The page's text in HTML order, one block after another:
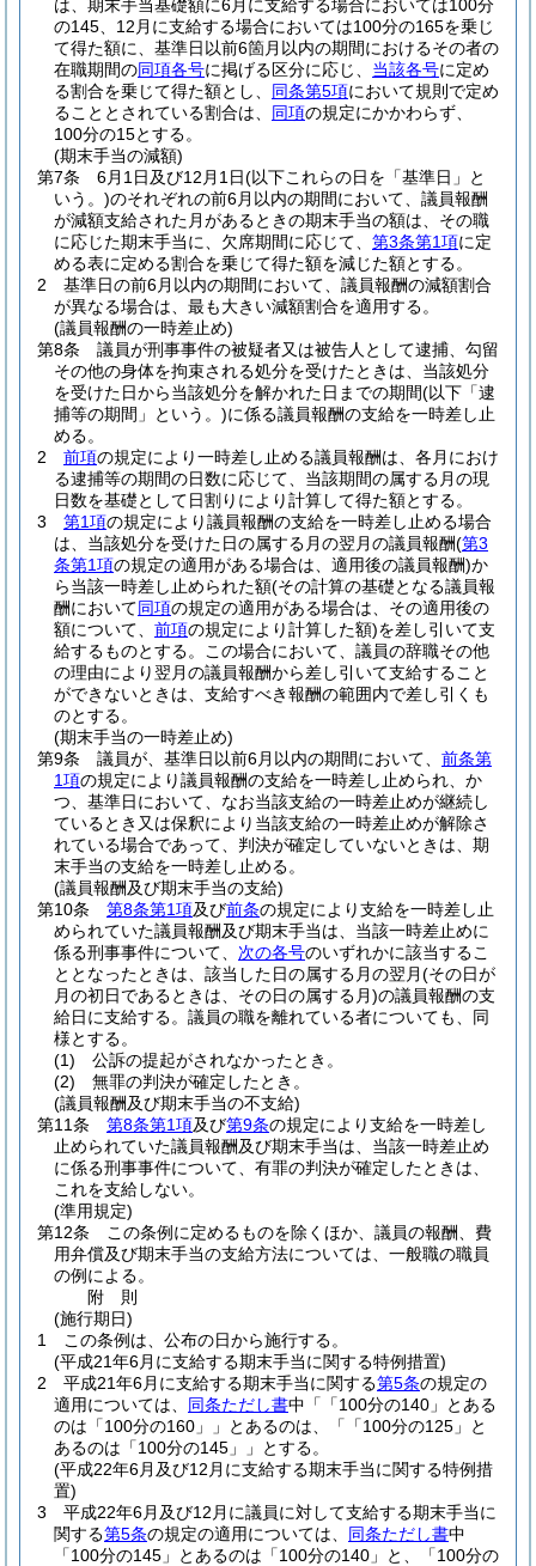
は、期末手当基礎額に6月に支給する場合においては100分
の145、12月に支給する場合においては100分の165を乗じ
て得た額に、基準日以前6箇月以内の期間におけるその者の
在職期間の同項各号に掲げる区分に応じ、 当該各号に定め
る割合を乗じて得た額とし、 同条第5項において規則で定め
ることとされている割合は、 同項の規定にかかわらず、
100分の15とする。
(期末手当の減額)
第7条
6月1日及び12月1日(以下これらの日を「基準日」と
いう。)のそれぞれの前6月以内の期間において、議員報酬
が減額支給された月があるときの期末手当の額は、その職
に応じた期末手当に、欠席期間に応じて、 第3条第1項に定
める表に定める割合を乗じて得た額を減じた額とする。
2
基準日の前6月以内の期間において、議員報酬の減額割合
が異なる場合は、最も大きい減額割合を適用する。
(議員報酬の一時差止め)
第8条
議員が刑事事件の被疑者又は被告人として逮捕、勾留
その他の身体を拘束される処分を受けたときは、当該処分
を受けた日から当該処分を解かれた日までの期間(以下「逮
捕等の期間」という。)に係る議員報酬の支給を一時差し止
める。
2
前項の規定により一時差し止める議員報酬は、各月におけ
る逮捕等の期間の日数に応じて、当該期間の属する月の現
日数を基礎として日割りにより計算して得た額とする。
3
第1項の規定により議員報酬の支給を一時差し止める場合
は、当該処分を受けた日の属する月の翌月の議員報酬(第3
条第1項の規定の適用がある場合は、適用後の議員報酬)か
ら当該一時差し止められた額(その計算の基礎となる議員報
酬において同項の規定の適用がある場合は、その適用後の
額について、 前項の規定により計算した額)を差し引いて支
給するものとする。
この場合において、議員の辞職その他
の理由により翌月の議員報酬から差し引いて支給すること
ができないときは、支給すべき報酬の範囲内で差し引くも
のとする。
(期末手当の一時差止め)
第9条
議員が、基準日以前6月以内の期間において、 前条第
1項の規定により議員報酬の支給を一時差し止められ、か
つ、基準日において、なお当該支給の一時差止めが継続し
ているとき又は保釈により当該支給の一時差止めが解除さ
れている場合であって、判決が確定していないときは、期
末手当の支給を一時差し止める。
(議員報酬及び期末手当の支給)
第10条
第8条第1項及び前条の規定により支給を一時差し止
められていた議員報酬及び期末手当は、当該一時差止めに
係る刑事事件について、 次の各号のいずれかに該当するこ
ととなったときは、該当した日の属する月の翌月(その日が
月の初日であるときは、その日の属する月)の議員報酬の支
給日に支給する。 議員の職を離れている者についても、同
様とする。
(1)
公訴の提起がされなかったとき。
(2)
無罪の判決が確定したとき。
(議員報酬及び期末手当の不支給)
第11条
第8条第1項及び第9条の規定により支給を一時差し
止められていた議員報酬及び期末手当は、当該一時差止め
に係る刑事事件について、有罪の判決が確定したときは、
これを支給しない。
(準用規定)
第12条
この条例に定めるものを除くほか、議員の報酬、費
用弁償及び期末手当の支給方法については、一般職の職員
の例による。
附 則
(施行期日)
1
この条例は、公布の日から施行する。
(平成21年6月に支給する期末手当に関する特例措置)
2
平成21年6月に支給する期末手当に関する第5条の規定の
適用については、 同条ただし書中「「100分の140」とある
のは「100分の160」」とあるのは、「「100分の125」と
あるのは「100分の145」」とする。
(平成22年6月及び12月に支給する期末手当に関する特例措
置)
3
平成22年6月及び12月に議員に対して支給する期末手当に
関する第5条の規定の適用については、 同条ただし書中
「100分の145」とあるのは「100分の140」と、「100分の